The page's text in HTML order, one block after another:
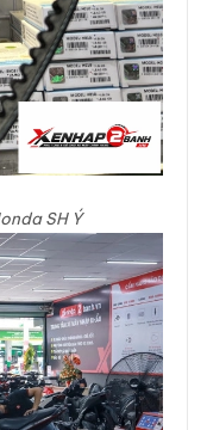
SH Ý